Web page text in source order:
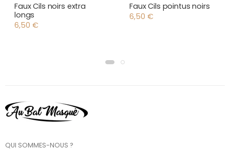
Faux Cils noirs extra
longs
6,50 €
Faux Cils pointus noirs
6,50 €
QUI SOMMES-NOUS ?